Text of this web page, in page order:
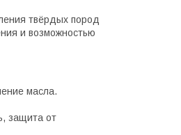
твёрдых пород
и возможностью
масла.
защита от